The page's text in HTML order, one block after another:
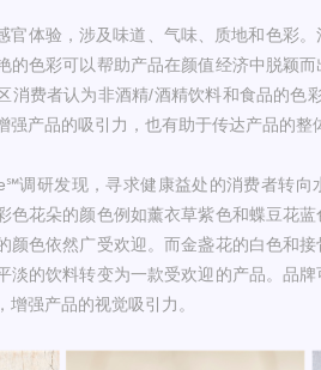
官体验，涉及味道、气味、质地和色彩
的色彩可以帮助产品在颜值经济中脱颖
消费者认为非酒精/酒精饮料和食品的色
强产品的吸引力，也有助于传达产品的整
调研发现，寻求健康益处的消费者转向
色花朵的颜色例如薰衣草紫色和蝶豆花
颜色依然广受欢迎。而金盏花的白色和
淡的饮料转变为一款受欢迎的产品。品
增强产品的视觉吸引力。